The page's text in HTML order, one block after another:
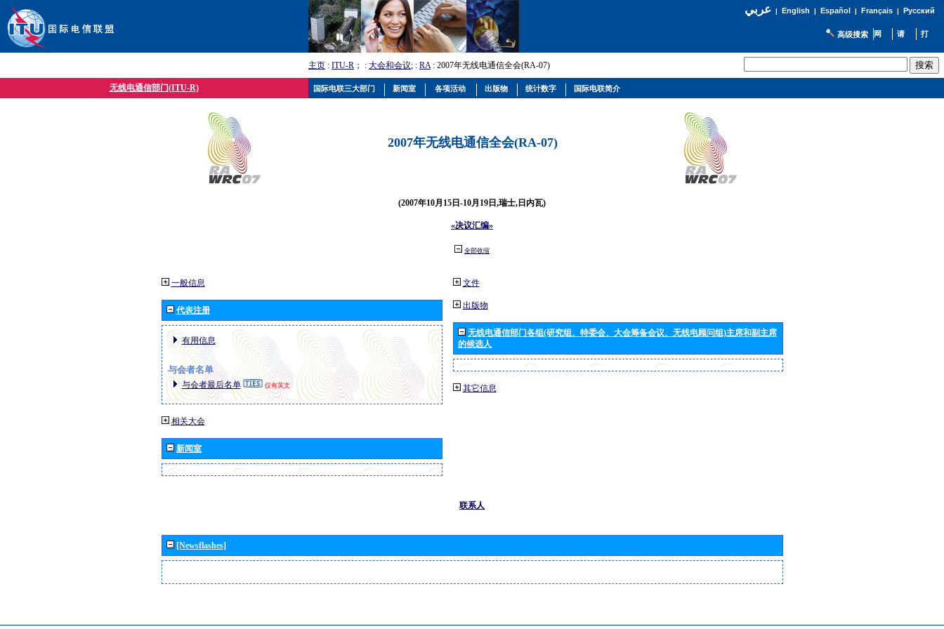
عربي| English | Español | Français| Русский
高级搜索
主页 : ITU-R ； : 大会和会议; : RA: 2007年无线电通信全会(RA-07)
无线电通信部门(ITU-R)
2007年无线电通信全会(RA-07)
(2007年10月15日-10月19日,瑞士,日内瓦)
«决议汇编»
全部收缩
一般信息
代表注册
有用信息
与会者名单
与会者最后名单 仅有英文
相关大会
新闻室
文件
出版物
无线电通信部门各组(研究组、特委会、大会筹备会议、无线电顾问组)主席和副主席
的候选人
其它信息
联系人
[Newsflashes]
国际电联三大部门 新闻室 各项活动 出版物 统计数字 国际电联简介